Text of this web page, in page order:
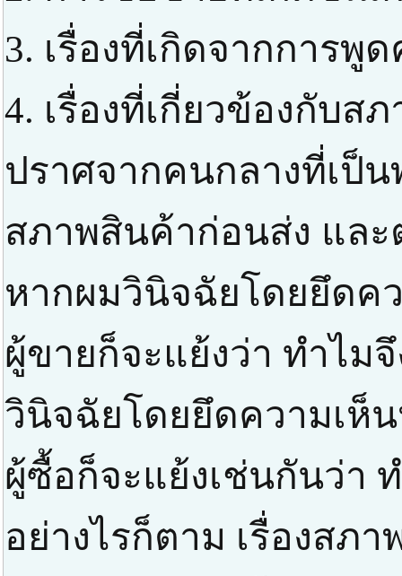
3. เรื่องที่เกิดจากการพู
4. เรื่องที่เกี่ยวข้องกับส
ปราศจากคนกลางที่เป็
สภาพสินค้าก่อนส่ง แล
หากผมวินิจฉัยโดยยึดค
ผู้ขายก็จะแย้งว่า ทำไม
วินิจฉัยโดยยึดความเห็
ผู้ซื้อก็จะแย้งเช่นกันว่า
อย่างไรก็ตาม เรื่องสภ